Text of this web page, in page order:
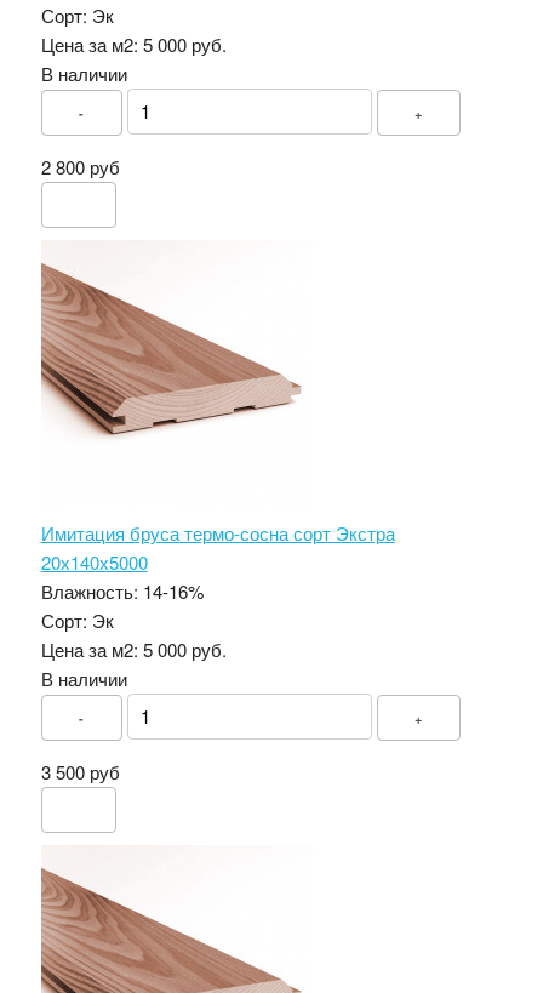
Сорт: Эк
Цена за м2: 5 000 руб.
В наличии
- +
2 800 руб
Имитация бруса термо-сосна сорт Экстра
20х140х5000
Влажность: 14-16%
Сорт: Эк
Цена за м2: 5 000 руб.
В наличии
- +
3 500 руб